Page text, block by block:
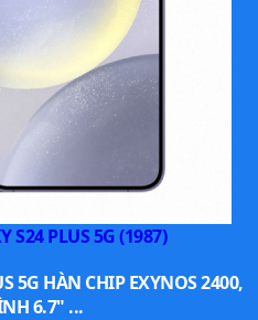
S24 PLUS 5G (1987)
5G HÀN CHIP EXYNOS 2400,
6.7" ...